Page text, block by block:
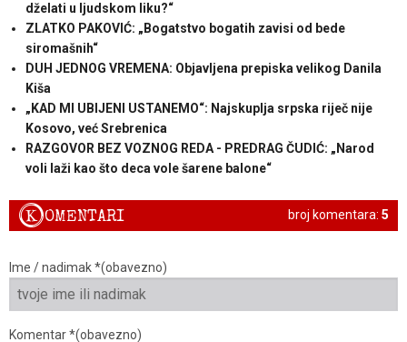
dželati u ljudskom liku?“
ZLATKO PAKOVIĆ: „Bogatstvo bogatih zavisi od bede
siromašnih“
DUH JEDNOG VREMENA: Objavljena prepiska velikog Danila
Kiša
„KAD MI UBIJENI USTANEMO“: Najskuplja srpska riječ nije
Kosovo, već Srebrenica
RAZGOVOR BEZ VOZNOG REDA - PREDRAG ČUDIĆ: „Narod
voli laži kao što deca vole šarene balone“
broj komentara: 5
KOMENTARI
Ime / nadimak *(obavezno)
Komentar *(obavezno)